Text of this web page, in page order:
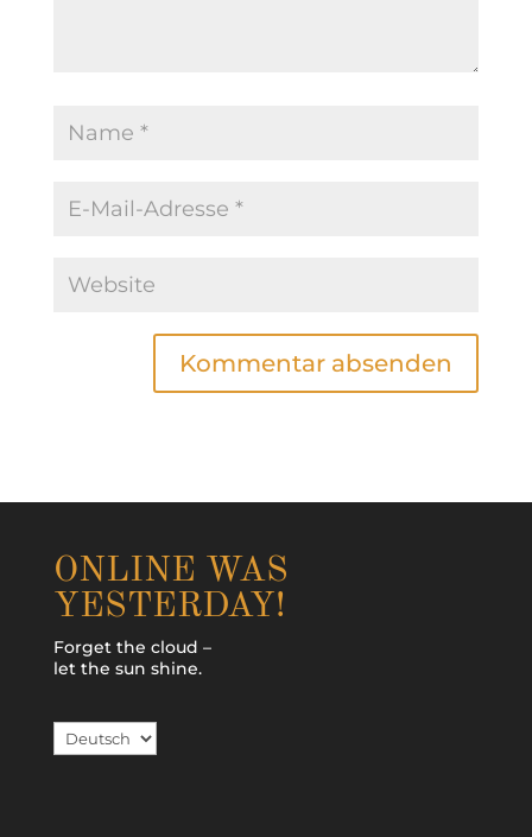
ONLINE WAS
YESTERDAY!
Forget the cloud –
let the sun shine.
Sprache
auswählen